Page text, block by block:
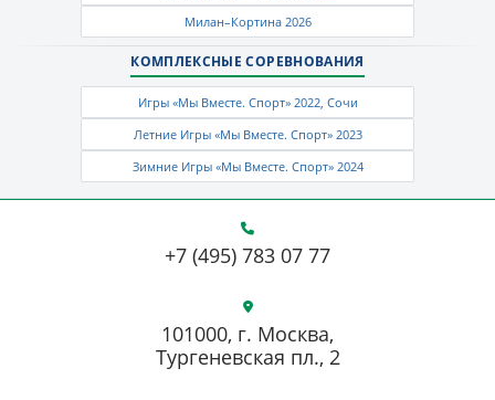
Милан–Кортина 2026
КОМПЛЕКСНЫЕ СОРЕВНОВАНИЯ
Игры «Мы Вместе. Спорт» 2022, Сочи
Летние Игры «Мы Вместе. Спорт» 2023
Зимние Игры «Мы Вместе. Спорт» 2024
+7 (495) 783 07 77
101000, г. Москва,
Тургеневская пл., 2